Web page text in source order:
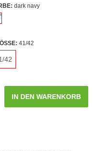
dark navy
41/42
42
IN DEN WARENKORB